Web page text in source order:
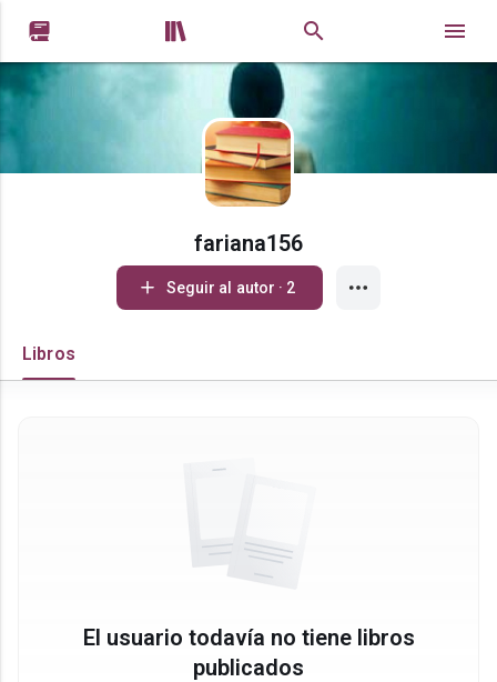
 
fariana156
Seguir al autor · 2
Libros
El usuario todavía no tiene libros
publicados